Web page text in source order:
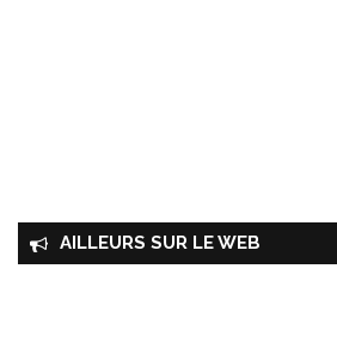
AILLEURS SUR LE WEB